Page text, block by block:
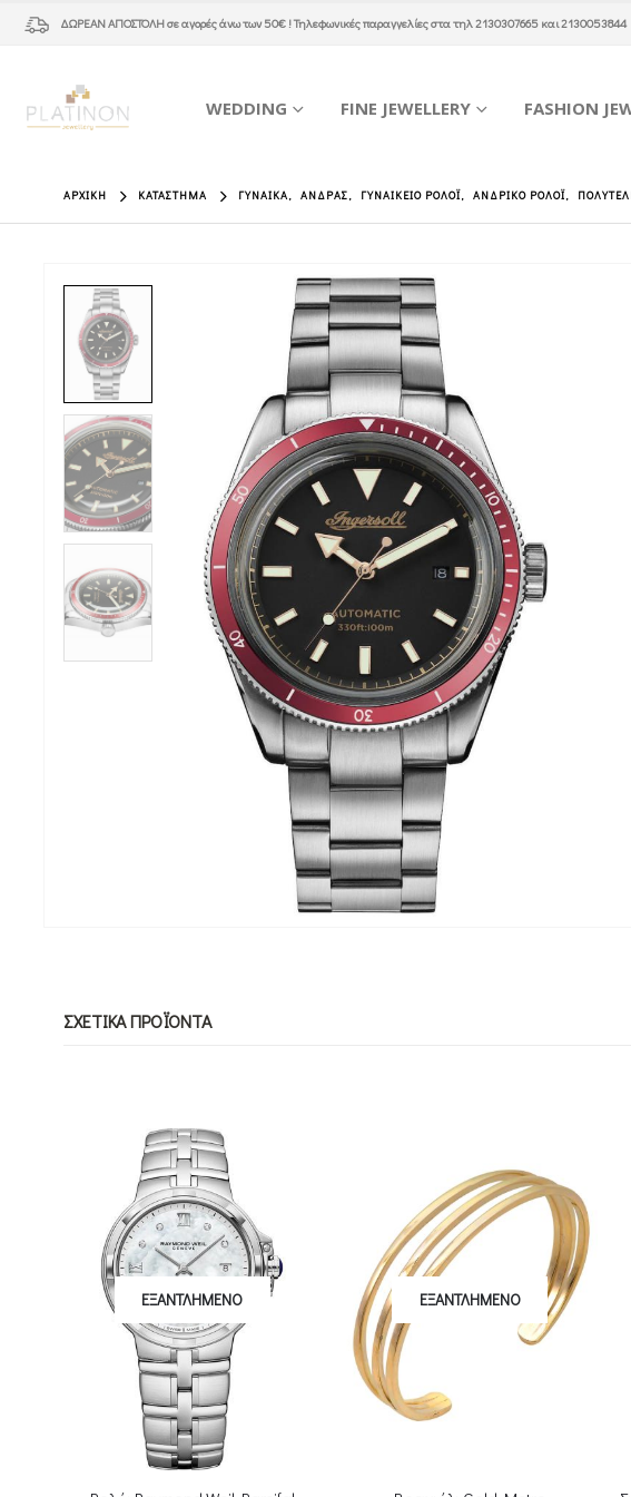
ΔΩΡΕΑΝ ΑΠΟΣΤΟΛΗσε αγορές άνω των 50€ ! Τηλεφωνικές παραγγελίες στα τηλ2130307665 και2130053844
WEDDING FINE JEWELLERY FASHION
ΑΡΧΙΚΉ ΚΑΤΆΣΤΗΜΑ ΓΥΝΑΊΚΑ, ΆΝΔΡΑΣ, ΓΥΝΑΙΚΕΊΟ ΡΟΛΌΙ, ΑΝΔΡΙΚΌ ΡΟΛΌΙ,
ΣΧΕΤΙΚΆ ΠΡΟΪΌΝΤΑ
ΕΞΑΝΤΛΗΜΈΝΟ